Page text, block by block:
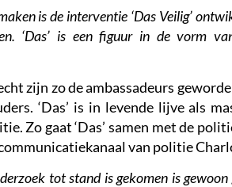
is de interventie ‘Das Veilig’
‘Das’ is een figuur in de vorm
zijn zo de ambassadeurs
‘Das’ is in levende lijve als
Zo gaat ‘Das’ samen met de
van politie
tot stand is gekomen is